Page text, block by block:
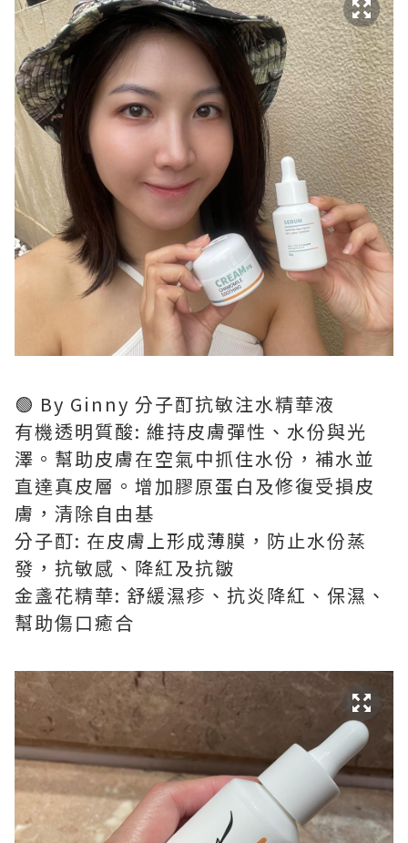
🟢 By Ginny 分子酊抗敏注水精華液
有機透明質酸: 維持皮膚彈性、水份與光
澤。幫助皮膚在空氣中抓住水份，補水並
直達真皮層。增加膠原蛋白及修復受損皮
膚，清除自由基
分子酊: 在皮膚上形成薄膜，防止水份蒸
發，抗敏感、降紅及抗皺
金盞花精華: 舒緩濕疹、抗炎降紅、保濕、
幫助傷口癒合